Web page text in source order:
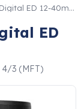
OM SYSTEM M.Zuiko Digital ED 12-40mm f/2.8 Pro II
ED
4/3 (MFT)